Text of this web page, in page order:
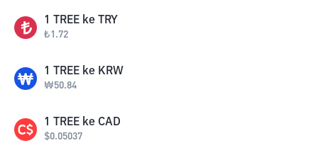
1 TREE ke TRY
₺1.72
1 TREE ke KRW
₩50.84
1 TREE ke CAD
$0.05037